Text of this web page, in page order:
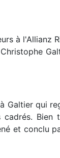
à l'Allianz
Galtier qui
Bien
et conclu